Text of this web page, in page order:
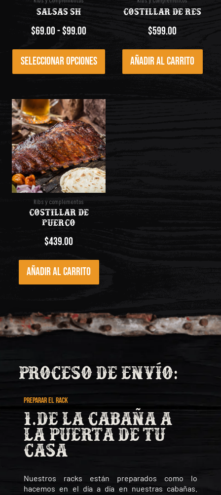
Salsas SH
$69.00-$99.00
Seleccionar opciones
producto
Costillar de res
$599.00
Añadir al carrito
Ribs y complementos
Costillar de
puerco
$439.00
Añadir al carrito
Proceso de envío:
PREPARAR EL RACK
1.De la cabaña a
la puerta de tu
casa
Nuestros racks están preparados como lo
hacemos en el día a día en nuestras cabañas.